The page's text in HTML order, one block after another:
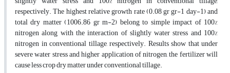
respectively. The highest relative growth rate (0.08 gr gr-1 day-1) and
total dry matter (1006.86 gr m-2) belong to simple impact of 100%
nitrogen along with the interaction of slightly water stress and 100%
nitrogen in conventional tillage, respectively. Results show that under
severe water stress and higher application of nitrogen, the fertilizer will
cause less crop dry matter under conventional tillage.